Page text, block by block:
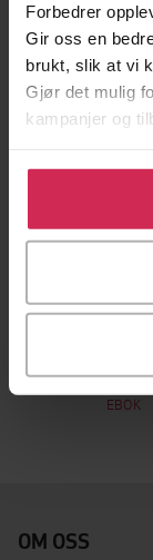
Forbedrer
Gir oss en
brukt, slik at vi
Gjør det mulig
kampanjer og
Klikk på
bruke cookies
tilpasse ditt
130,-
A Prince
Ingrid
EBOK
OM OSS